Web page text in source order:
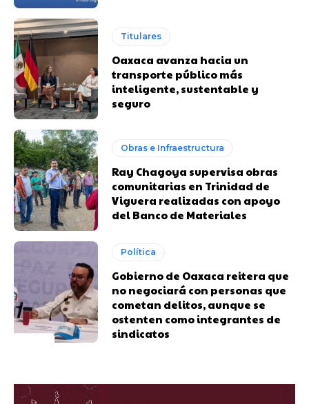
Titulares
Oaxaca avanza hacia un
transporte público más
inteligente, sustentable y
seguro
Obras e Infraestructura
Ray Chagoya supervisa obras
comunitarias en Trinidad de
Viguera realizadas con apoyo
del Banco de Materiales
Política
Gobierno de Oaxaca reitera que
no negociará con personas que
cometan delitos, aunque se
ostenten como integrantes de
sindicatos